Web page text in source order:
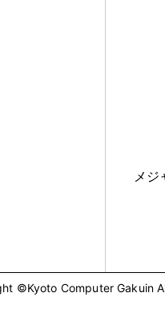
メジ
©Kyoto Computer Gakuin